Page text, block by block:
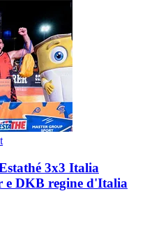
3x3 Italia
e DKB regine d'Italia